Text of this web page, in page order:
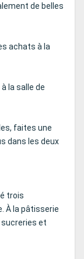
de belles
achats à la
la salle de
faites une
dans les deux
trois
À la pâtisserie
et